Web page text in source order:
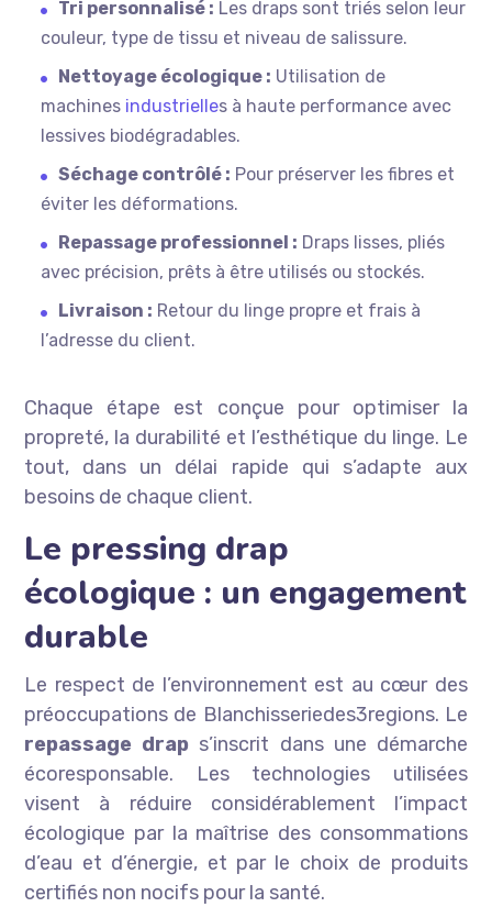
Tri personnalisé : Les draps sont triés selon leur
couleur, type de tissu et niveau de salissure.
Nettoyage écologique : Utilisation de
machines industrielles à haute performance avec
lessives biodégradables.
Séchage contrôlé : Pour préserver les fibres et
éviter les déformations.
Repassage professionnel : Draps lisses, pliés
avec précision, prêts à être utilisés ou stockés.
Livraison : Retour du linge propre et frais à
l’adresse du client.
Chaque étape est conçue pour optimiser la
propreté, la durabilité et l’esthétique du linge. Le
tout, dans un délai rapide qui s’adapte aux
besoins de chaque client.
Le pressing drap
écologique : un engagement
durable
Le respect de l’environnement est au cœur des
préoccupations de Blanchisseriedes3regions. Le
repassage drap s’inscrit dans une démarche
écoresponsable. Les technologies utilisées
visent à réduire considérablement l’impact
écologique par la maîtrise des consommations
d’eau et d’énergie, et par le choix de produits
certifiés non nocifs pour la santé.